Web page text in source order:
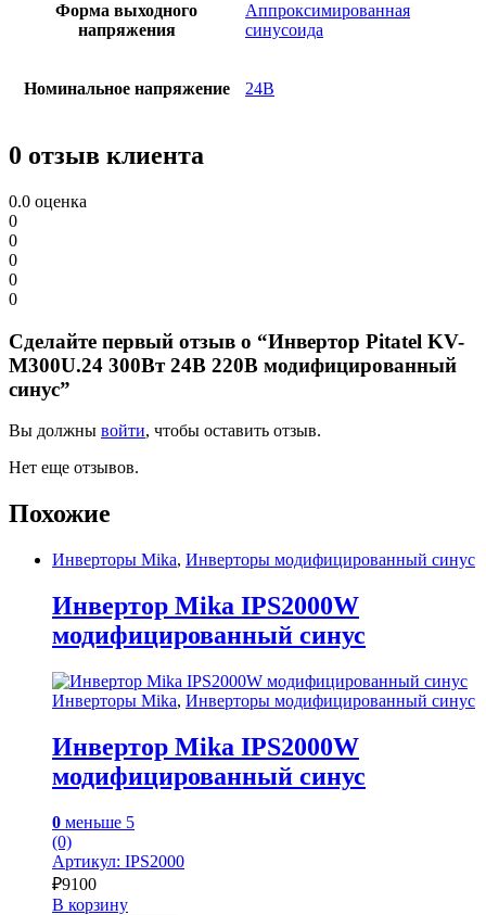
Форма выходного
напряжения
Аппроксимированная
синусоида
Номинальное напряжение 24В
0 отзыв клиента
0.0 оценка
0
0
0
0
0
Сделайте первый отзыв о “Инвертор Pitatel KV-
M300U.24 300Вт 24В 220В модифицированный
синус”
Вы должны войти, чтобы оставить отзыв.
Нет еще отзывов.
Похожие
Инверторы Mika, Инверторы модифицированный синус
Инвертор Mika IPS2000W
модифицированный синус
Инверторы Mika, Инверторы модифицированный синус
Инвертор Mika IPS2000W
модифицированный синус
0 меньше 5
(0)
Артикул: IPS2000
₽9100
В корзину